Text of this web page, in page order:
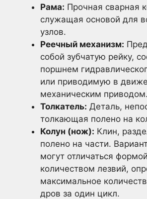
Рама: Прочная сварная
служащая основой для
узлов.
Реечный механизм:
собой зубчатую рейку,
поршнем
или приводимую в
механическим приводом.
Толкатель: Деталь,
толкающая полено на
Колун (нож): Клин,
полено на части.
могут отличаться
количеством лезвий,
максимальное
дров за один цикл.